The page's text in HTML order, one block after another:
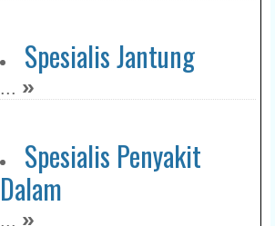
Spesialis Jantung
... »
Spesialis Penyakit
Dalam
... »